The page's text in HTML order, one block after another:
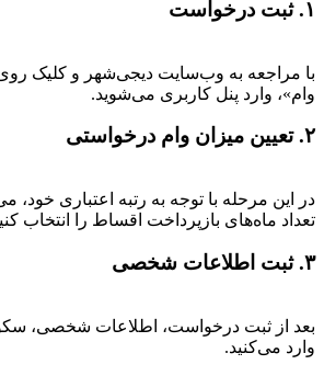
۱. ثبت درخواست
با مراجعه به وب‌سایت دیجی‌شهر و کلیک
وام»، وارد پنل کاربری می‌شوید.
۲. تعیین میزان وام درخواستی
در این مرحله با توجه به رتبه اعتباری خود،
تعداد ماه‌های بازپرداخت اقساط را انتخاب
۳. ثبت اطلاعات شخصی
بعد از ثبت درخواست، اطلاعات شخصی،
وارد می‌کنید.